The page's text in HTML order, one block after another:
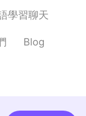
學習聊天
Blog